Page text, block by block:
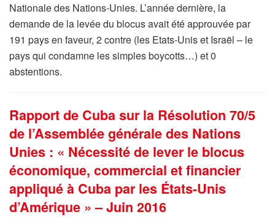
Nationale des Nations-Unies. L’année dernière, la
demande de la levée du blocus avait été approuvée par
191 pays en faveur, 2 contre (les Etats-Unis et Israël – le
pays qui condamne les simples boycotts…) et 0
abstentions.
Rapport de Cuba sur la Résolution 70/5
de l’Assemblée générale des Nations
Unies : « Nécessité de lever le blocus
économique, commercial et financier
appliqué à Cuba par les États-Unis
d’Amérique » – Juin 2016